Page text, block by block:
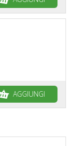
AGGIUNGI